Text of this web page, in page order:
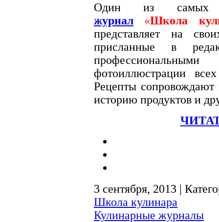
Один из самых
журнал
«Школа
представляет на
присланные в
фотоиллюстрации
Рецепты сопровождают
историю продуктов и
3 сентября, 2013 |
Школа кулинара
Кулинарные журналы